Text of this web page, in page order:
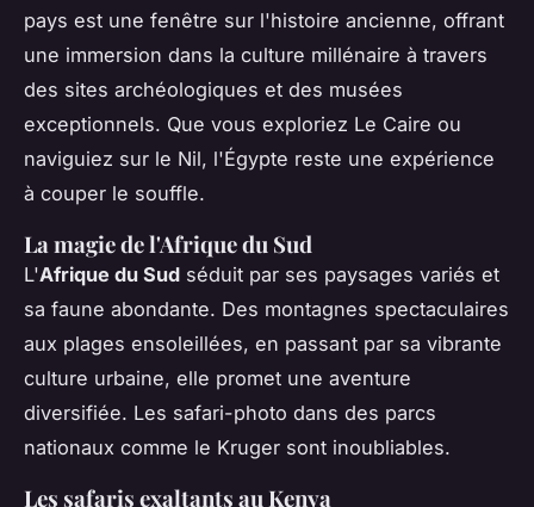
pays est une fenêtre sur l'histoire ancienne, offrant
une immersion dans la culture millénaire à travers
des sites archéologiques et des musées
exceptionnels. Que vous exploriez Le Caire ou
naviguiez sur le Nil, l'Égypte reste une expérience
à couper le souffle.
La magie de l'Afrique du Sud
L'Afrique du Sud séduit par ses paysages variés et
sa faune abondante. Des montagnes spectaculaires
aux plages ensoleillées, en passant par sa vibrante
culture urbaine, elle promet une aventure
diversifiée. Les safari-photo dans des parcs
nationaux comme le Kruger sont inoubliables.
Les safaris exaltants au Kenya